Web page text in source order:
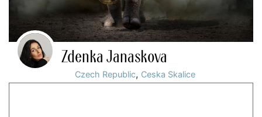
Zdenka Janaskova
Czech Republic, Ceska Skalice